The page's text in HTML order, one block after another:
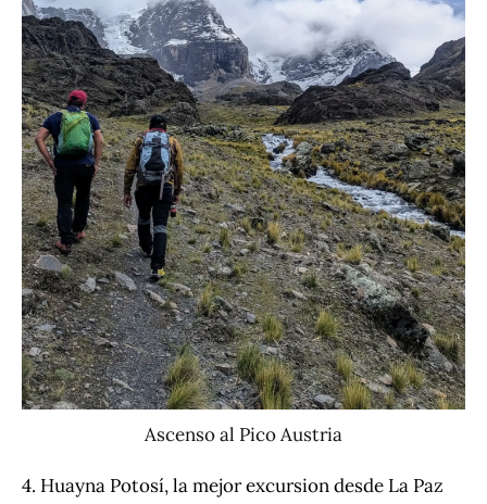
Ascenso al Pico Austria
4. Huayna Potosí, la mejor excursion desde La Paz